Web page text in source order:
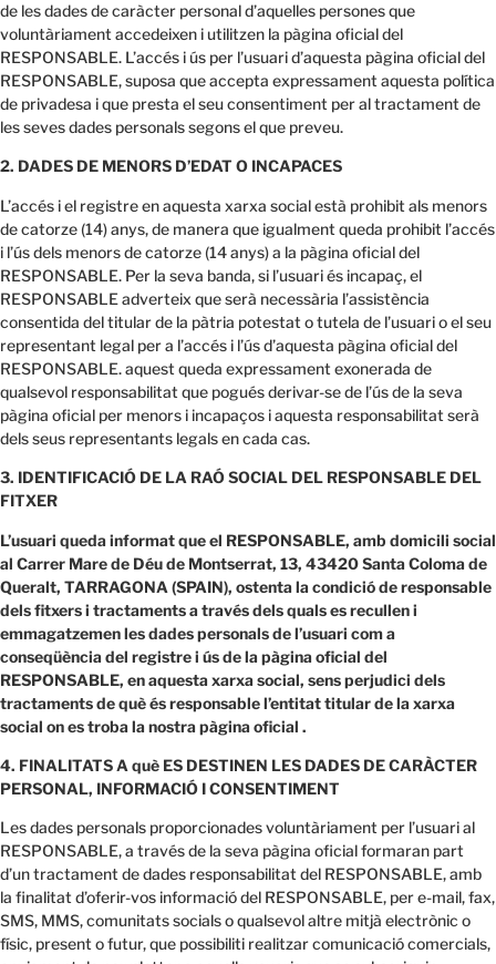
de les dades de caràcter personal d’aquelles persones que
voluntàriament accedeixen i utilitzen la pàgina oficial del
RESPONSABLE. L’accés i ús per l’usuari d’aquesta pàgina oficial del
RESPONSABLE, suposa que accepta expressament aquesta política
de privadesa i que presta el seu consentiment per al tractament de
les seves dades personals segons el que preveu.
2. DADES DE MENORS D’EDAT O INCAPACES
L’accés i el registre en aquesta xarxa social està prohibit als menors
de catorze (14) anys, de manera que igualment queda prohibit l’accés
i l’ús dels menors de catorze (14 anys) a la pàgina oficial del
RESPONSABLE. Per la seva banda, si l’usuari és incapaç, el
RESPONSABLE adverteix que serà necessària l’assistència
consentida del titular de la pàtria potestat o tutela de l’usuari o el seu
representant legal per a l’accés i l’ús d’aquesta pàgina oficial del
RESPONSABLE. aquest queda expressament exonerada de
qualsevol responsabilitat que pogués derivar-se de l’ús de la seva
pàgina oficial per menors i incapaços i aquesta responsabilitat serà
dels seus representants legals en cada cas.
3. IDENTIFICACIÓ DE LA RAÓ SOCIAL DEL RESPONSABLE DEL
FITXER
L’usuari queda informat que el RESPONSABLE, amb domicili social
al Carrer Mare de Déu de Montserrat, 13, 43420 Santa Coloma de
Queralt, TARRAGONA (SPAIN), ostenta la condició de responsable
dels fitxers i tractaments a través dels quals es recullen i
emmagatzemen les dades personals de l’usuari com a
conseqüència del registre i ús de la pàgina oficial del
RESPONSABLE, en aquesta xarxa social, sens perjudici dels
tractaments de què és responsable l’entitat titular de la xarxa
social on es troba la nostra pàgina oficial .
4. FINALITATS A què ES DESTINEN LES DADES DE CARÀCTER
PERSONAL, INFORMACIÓ I CONSENTIMENT
Les dades personals proporcionades voluntàriament per l’usuari al
RESPONSABLE, a través de la seva pàgina oficial formaran part
d’un tractament de dades responsabilitat del RESPONSABLE, amb
la finalitat d’oferir-vos informació del RESPONSABLE, per e-mail, fax,
SMS, MMS, comunitats socials o qualsevol altre mitjà electrònic o
físic, present o futur, que possibiliti realitzar comunicació comercials,